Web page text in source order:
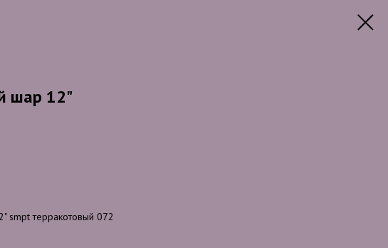
шар 12"
smpt терракотовый 072